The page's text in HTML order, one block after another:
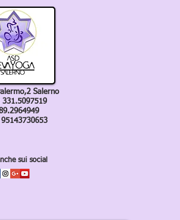
Salerno
331.5097519
95143730653
sui social